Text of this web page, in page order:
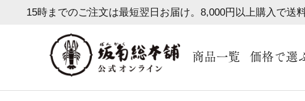
15時までのご注文は最短翌日お届け。8,000円以上購入で送料
商品一覧 価格で選